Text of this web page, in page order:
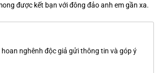
được kết bạn với đông đảo anh em gần xa.
nghênh độc giả gửi thông tin và góp ý